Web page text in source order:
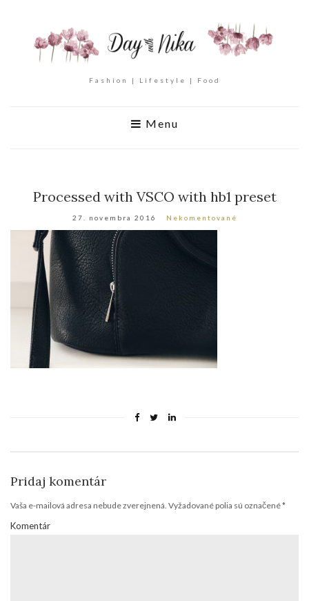
Fashion | Lifestyle | Food
Menu
Processed with VSCO with hb1 preset
27. novembra 2016 Nekomentované
Pridaj komentár
Vaša e-mailová adresa nebude zverejnená. Vyžadované polia sú označené*
Komentár